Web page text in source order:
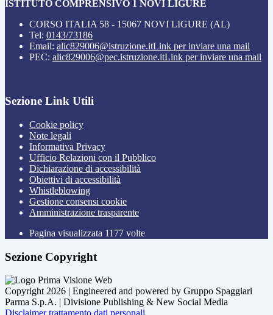
ISTITUTO COMPRENSIVO 1 NOVI LIGURE
CORSO ITALIA 58 - 15067 NOVI LIGURE (AL)
Tel: 0143/73186
Email: alic829006@istruzione.itLink per inviare una mail
PEC: alic829006@pec.istruzione.itLink per inviare una mail
Sezione Link Utili
Cookie policy
Note legali
Informativa Privacy
Ufficio Relazioni con il Pubblico
Dichiarazione di accessibilità
Obiettivi di accessibilità
Whistleblowing
Gestione consensi cookie
Amministrazione trasparente
Pagina visualizzata 1177 volte
Sezione Copyright
Copyright 2026 | Engineered and powered by Gruppo Spaggiari
Parma S.p.A. | Divisione Publishing & New Social Media